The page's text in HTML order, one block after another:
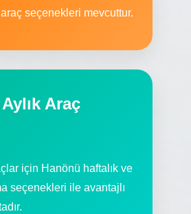
seçenekleri mevcuttur.
Araç
için Hanönü haftalık ve
seçenekleri ile avantajlı